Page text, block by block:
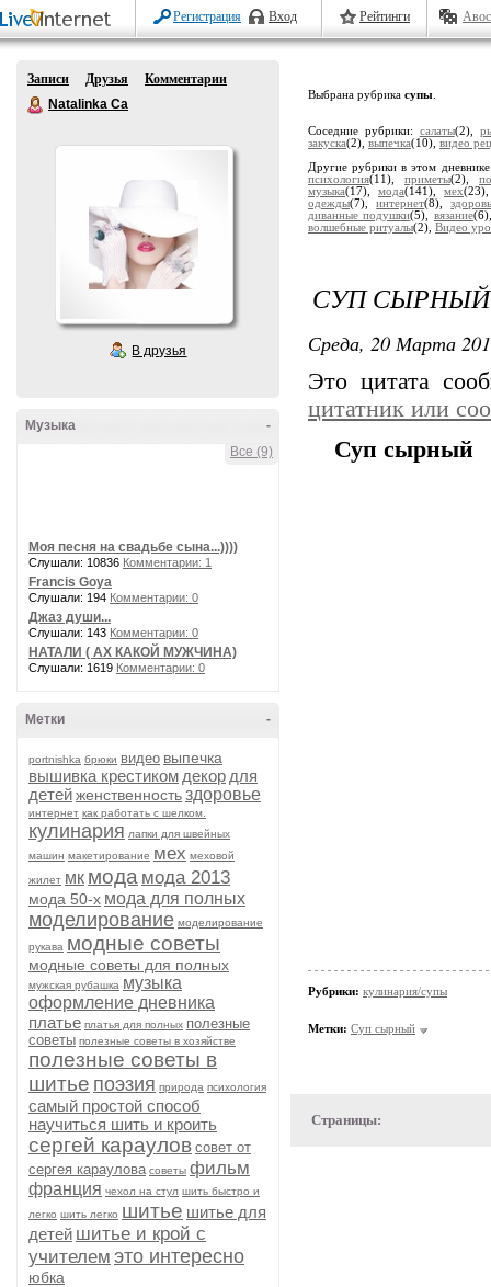
Регистрация Вход Рейтинги
Записи Друзья
Комментарии
Natalinka Ca
В друзья
-
Музыка
Все (9)
Моя песня на свадьбе сына...))))
Слушали: 10836 Комментарии: 1
Francis Goya
Слушали: 194 Комментарии: 0
Джаз души...
Слушали: 143 Комментарии: 0
НАТАЛИ ( АХ КАКОЙ МУЖЧИНА)
Слушали: 1619 Комментарии: 0
-
Метки
portnishka брюки видео выпечка
вышивка крестиком декор для
детейженственностьздоровье
интернет как работать с шелком.
кулинария лапки для швейных
машин макетирование мех меховой
жилет мк мода мода 2013
мода 50-х мода для полных
моделирование моделирование
рукава модные советы
модные советы для полных
мужская рубашка музыка
оформление дневника
платье платья для полных полезные
советы полезные советы в хозяйстве
полезные советы в
шитье поэзия природа психология
самый простой способ
научиться шить и кроить
сергей караулов совет от
сергея караулова советы фильм
франция чехол на стул шить быстро и
легко шить легко шитье шитье для
детей шитье и крой с
учителем это интересно
юбка
Выбрана рубрика супы
Соседние рубрики: салаты(2),
закуска(2), выпечка(10), видео
Другие рубрики в этом
психология(11), приметы(2),
музыка(17), мода(141), мех
одежды(7),интернет(8),
диванные подушки(5), вязание
волшебные ритуалы(2), Видео
СУП СЫРНЫЙ
Среда, 20 Марта
Это цитата
цитатник или
Суп сырный
Рубрики: кулинария/супы
Метки: Суп сырный
Страницы: